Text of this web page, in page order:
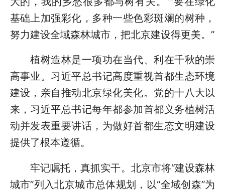
基础上加强彩化，多种一些色彩斑斓的树种，
努力建设全域森林城市，把北京建设得更美。”
植树造林是一项功在当代、利在千秋的崇
高事业。习近平总书记高度重视首都生态环境
建设，亲自推动北京绿化美化。党的十八大以
来，习近平总书记每年都参加首都义务植树活
动并发表重要讲话，为做好首都生态文明建设
提供了根本遵循。
牢记嘱托，真抓实干。北京市将“建设森林
城市”列入北京城市总体规划，以“全域创森”为